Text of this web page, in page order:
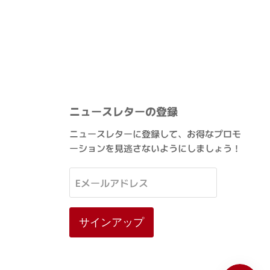
ニュースレターの登録
ニュースレターに登録して、お得なプロモ
ーションを見逃さないようにしましょう！
Eメールアドレス
サインアップ